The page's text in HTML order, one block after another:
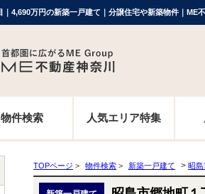
物件検索 人気エリア特集
TOPページ > 物件検索 > 新築一戸建て > 昭島